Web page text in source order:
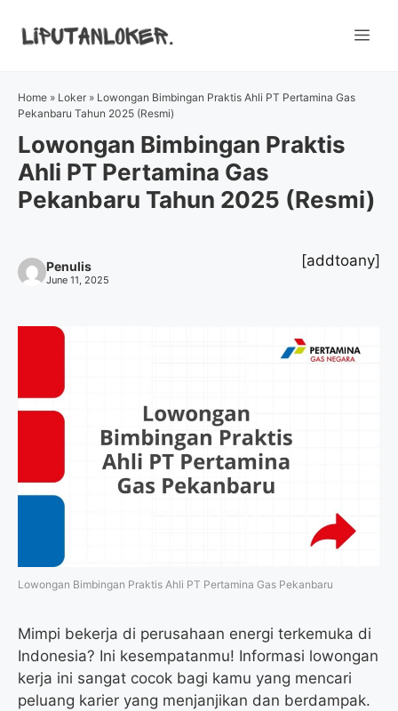
Home » Loker » Lowongan Bimbingan Praktis Ahli PT Pertamina Gas
Pekanbaru Tahun 2025 (Resmi)
Lowongan Bimbingan Praktis
Ahli PT Pertamina Gas
Pekanbaru Tahun 2025 (Resmi)
Penulis
June 11, 2025
[addtoany]
Lowongan Bimbingan Praktis Ahli PT Pertamina Gas Pekanbaru
Mimpi bekerja di perusahaan energi terkemuka di
Indonesia? Ini kesempatanmu! Informasi lowongan
kerja ini sangat cocok bagi kamu yang mencari
peluang karier yang menjanjikan dan berdampak.